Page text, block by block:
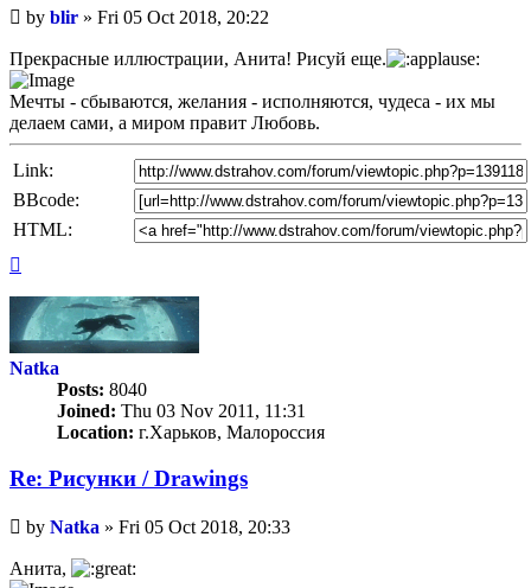
Unread
post
by blir » Fri 05 Oct 2018, 20:22
Прекрасные иллюстрации, Анита! Рисуй еще.
Мечты - сбываются, желания - исполняются, чудеса - их мы
делаем сами, а миром правит Любовь.
Link:
BBcode:
HTML:
Natka
Posts: 8040
Joined: Thu 03 Nov 2011, 11:31
Location: г.Харьков, Малороссия
Re: Рисунки / Drawings
Unread
post
by Natka » Fri 05 Oct 2018, 20:33
Анита,